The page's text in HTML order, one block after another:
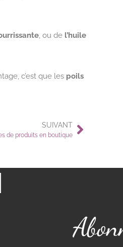
, ou de l’huile
c’est que les poils
SUIVANT
de produits en boutique